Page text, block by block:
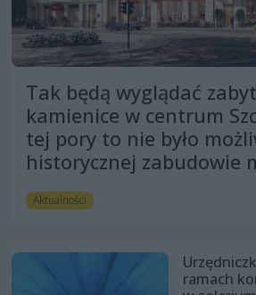
ramach
Tak będą wyglądać
kamienice w centrum
tej pory to nie było
historycznej zabudowie
Aktualności